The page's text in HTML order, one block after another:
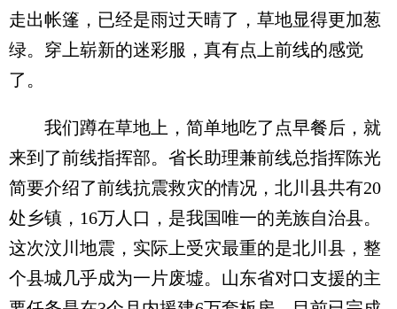
走出帐篷，已经是雨过天晴了，草地显得更加葱
绿。穿上崭新的迷彩服，真有点上前线的感觉
了。
我们蹲在草地上，简单地吃了点早餐后，就
来到了前线指挥部。省长助理兼前线总指挥陈光
简要介绍了前线抗震救灾的情况，北川县共有20
处乡镇，16万人口，是我国唯一的羌族自治县。
这次汶川地震，实际上受灾最重的是北川县，整
个县城几乎成为一片废墟。山东省对口支援的主